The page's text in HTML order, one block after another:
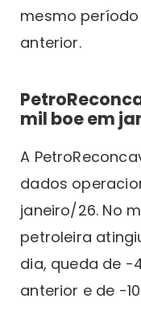
mesmo
anterior.
mil boe em
A
dados
janeiro/26. No
petroleira
dia, queda de -
anterior e de -